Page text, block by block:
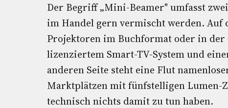
Der Begriff „Mini-Beamer" umfasst
im Handel gern vermischt werden. Auf
Projektoren im Buchformat oder in
lizenziertem Smart-TV-System und
anderen Seite steht eine Flut
Marktplätzen mit fünfstelligen Lumen-
technisch nichts damit zu tun haben.